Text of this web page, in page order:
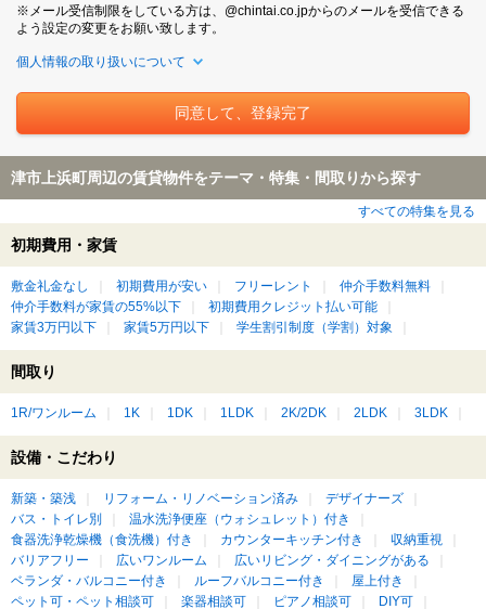
※メール受信制限をしている方は、@chintai.co.jpからのメールを受信できる
よう設定の変更をお願い致します。
個人情報の取り扱いについて
津市上浜町周辺の賃貸物件をテーマ・特集・間取りから探す
すべての特集を見る
初期費用・家賃
敷金礼金なし 初期費用が安い フリーレント
仲介手数料無料
仲介手数料が家賃の55%以下
初期費用クレジット払い可能
家賃3万円以下
家賃5万円以下 学生割引制度（学割）対象
間取り
1R/ワンルーム 1K 1DK 1LDK 2K/2DK 2LDK 3LDK
設備・こだわり
新築・築浅 リフォーム・リノベーション済み
デザイナーズ
バス・トイレ別
温水洗浄便座（ウォシュレット）付き
食器洗浄乾燥機（食洗機）付き
カウンターキッチン付き
収納重視
バリアフリー
広いワンルーム
広いリビング・ダイニングがある
ベランダ・バルコニー付き
ルーフバルコニー付き
屋上付き
ペット可・ペット相談可
楽器相談可 ピアノ相談可 DIY可